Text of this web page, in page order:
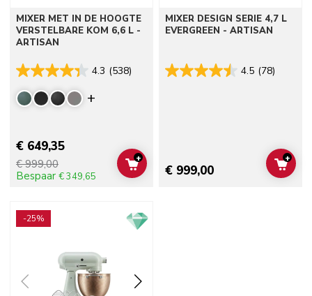
MIXER MET IN DE HOOGTE
VERSTELBARE KOM 6,6 L -
ARTISAN
4.3 (538)
Display more colors
€ 649,35
€ 999,00
Bespaar € 349,65
ADD TO CART
+
MIXER DESIGN SERIE 4,7 L
EVERGREEN - ARTISAN
4.5 (78)
€ 999,00 ADD
+
-25%